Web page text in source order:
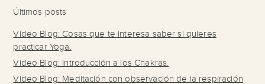
Últimos posts
Video Blog: Cosas que te interesa saber si quieres
practicar Yoga.
Video Blog: Introducción a los Chakras.
Video Blog: Meditación con observación de la respiración